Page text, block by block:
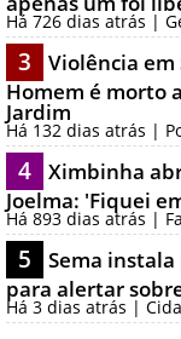
Há 726 dias atrás |
3
Violência em
Homem é morto
Jardim
Há 132 dias atrás |
4
Ximbinha
Joelma: 'Fiquei
Há 893 dias atrás |
5
Sema
para alertar
Há 3 dias atrás |